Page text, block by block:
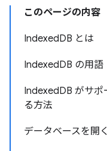
このページの内容
IndexedDB とは
IndexedDB の用語
IndexedDB がサポ
る方法
データベースを開